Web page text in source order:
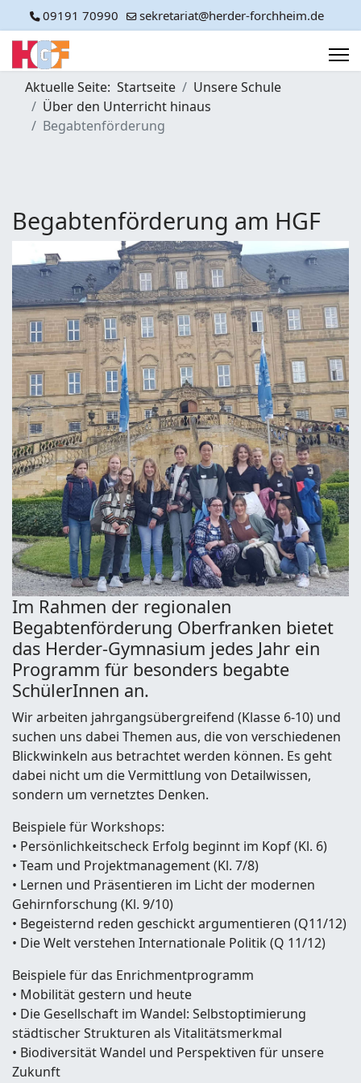
09191 70990 sekretariat@herder-forchheim.de
Aktuelle Seite: Startseite
Unsere Schule
Über den Unterricht hinaus
Begabtenförderung
Begabtenförderung am HGF
Im Rahmen der regionalen
Begabtenförderung Oberfranken bietet
das Herder-Gymnasium jedes Jahr ein
Programm für besonders begabte
SchülerInnen an.
Wir arbeiten jahrgangsübergreifend (Klasse 6-10) und
suchen uns dabei Themen aus, die von verschiedenen
Blickwinkeln aus betrachtet werden können. Es geht
dabei nicht um die Vermittlung von Detailwissen,
sondern um vernetztes Denken.
Beispiele für Workshops:
• Persönlichkeitscheck Erfolg beginnt im Kopf (Kl. 6)
• Team und Projektmanagement (Kl. 7/8)
• Lernen und Präsentieren im Licht der modernen
Gehirnforschung (Kl. 9/10)
• Begeisternd reden geschickt argumentieren (Q11/12)
• Die Welt verstehen Internationale Politik (Q 11/12)
Beispiele für das Enrichmentprogramm
• Mobilität gestern und heute
• Die Gesellschaft im Wandel: Selbstoptimierung
städtischer Strukturen als Vitalitätsmerkmal
• Biodiversität Wandel und Perspektiven für unsere
Zukunft